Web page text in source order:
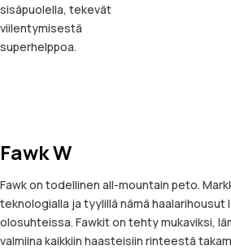
sisäpuolella, tekevät
viilentymisestä
superhelppoa.
Fawk W
Fawk on todellinen all-mountain peto.
teknologialla ja tyylillä nämä haalarihousut
olosuhteissa. Fawkit on tehty mukaviksi,
valmiina kaikkiin haasteisiin rinteestä